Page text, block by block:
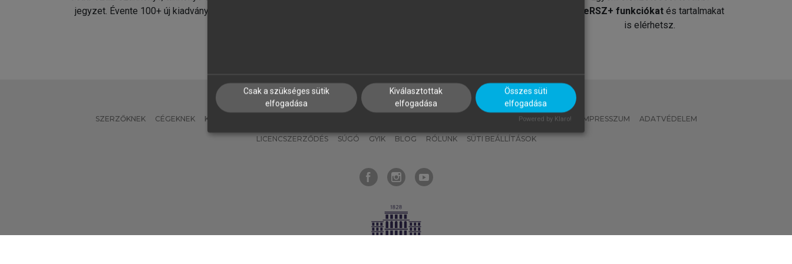
jegyzet. Évente 100+ új kiadvány.
MeRSZ+ funkciókat és tartalmakat
is elérhetsz.
SZERZŐKNEK CÉGEKNEK KÖNYVTÁROSOKNAK MI – ÁLTALÁNOS IRÁNYELVEK IMPRESSZUM ADATVÉDELEM
LICENCSZERZŐDÉS SÚGÓ GYIK BLOG RÓLUNK SÜTI BEÁLLÍTÁSOK
Csak a szükséges sütik
elfogadása
Kiválasztottak
elfogadása
Összes süti
elfogadása
Powered by Klaro!